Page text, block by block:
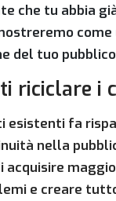
che tu abbia
del tuo
riciclare i
esistenti fa
nella
acquisire
e creare